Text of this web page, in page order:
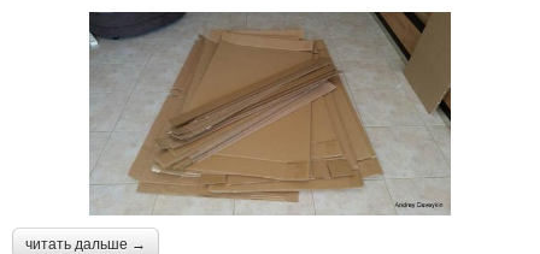
читать дальше →